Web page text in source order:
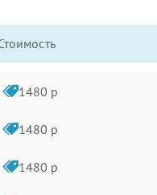
1480 р
1480 р
1480 р